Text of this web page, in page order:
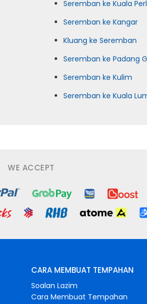
Seremban ke Kuala
Seremban ke Kangar
Kluang ke Seremban
Seremban ke Padang
Seremban ke Kulim
Seremban ke Kuala
WE ACCEPT
CARA MEMBUAT TEMPAHAN
Soalan Lazim
Cara Membuat Tempahan